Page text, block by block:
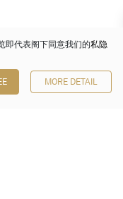
即代表阁下同意我们的私隐
MORE DETAIL